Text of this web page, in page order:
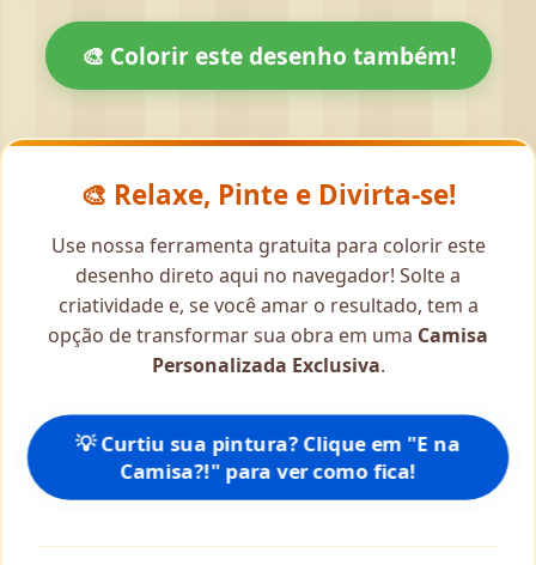
🎨 Colorir este desenho também!
🎨 Relaxe, Pinte e Divirta-se!
Use nossa ferramenta gratuita para colorir este
desenho direto aqui no navegador! Solte a
criatividade e, se você amar o resultado, tem a
opção de transformar sua obra em uma Camisa
Personalizada Exclusiva.
💡 Curtiu sua pintura? Clique em "E na
Camisa?!" para ver como fica!